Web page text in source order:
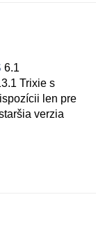
6.1
Trixie s
len pre
verzia